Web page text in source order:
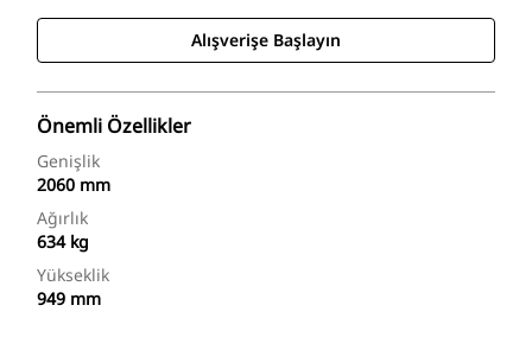
Alışverişe Başlayın
Önemli Özellikler
Genişlik
2060 mm
Ağırlık
634 kg
Yükseklik
949 mm